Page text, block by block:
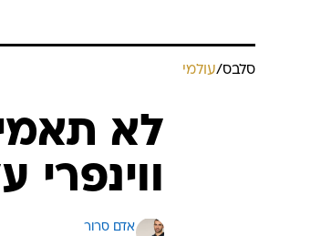
סלבס/עולמי
לא
ווינפרי
אדם סרור